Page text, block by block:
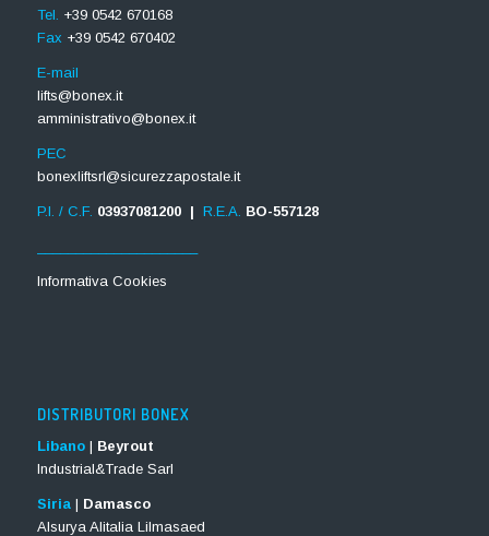
Tel. +39 0542 670168
Fax +39 0542 670402
E-mail
lifts@bonex.it
amministrativo@bonex.it
PEC
bonexliftsrl@sicurezzapostale.it
P.I. / C.F. 03937081200 | R.E.A. BO-557128
Informativa Cookies
DISTRIBUTORI BONEX
Libano| Beyrout
Industrial&Trade Sarl
Siria| Damasco
Alsurya Alitalia Lilmasaed